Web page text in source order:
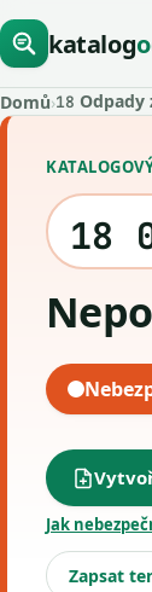
katalog
Domů›18 Odpady
18
Jak
Zapsat